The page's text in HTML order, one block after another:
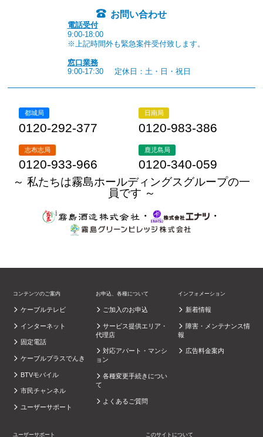
お問い合わせ
電話受付
9:00-18:00
※上記時間外も緊急案件受付致します。
窓口業務
9:00-17:30
定休日：土・日・祝日
都城局
0120-292-377
日南局
0120-983-386
志布志局
0120-933-966
鹿児島局
0120-340-059
～ 私たちは霧島ホールディングスグループの一
員です ～
・
・
コンテンツのご案内
ケーブルテレビ
インターネット
固定電話
ケーブルプラスでんき
BTVモバイル
市民チャンネル
ユーザーサポート
お申込、各種について
ご加入のお申込
サービス提供エリア・
代理店
対応アパート・マンシ
ョン
各種変更手続きについ
て
よくあるご質問
インフォメーション
新着情報
障害・メンテナンス情
報
広告料金案内
ユーザーサポート このサイトについて